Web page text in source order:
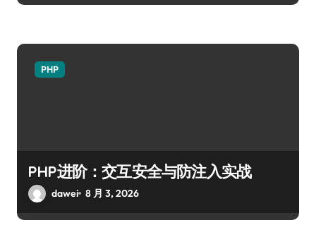
PHP
PHP进阶：交互安全与防注入实战
dawei 8 月 3, 2026